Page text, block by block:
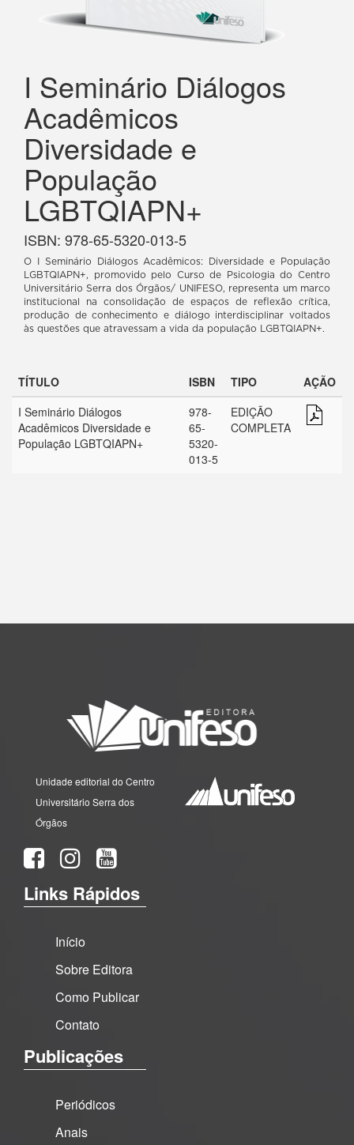
I Seminário Diálogos
Acadêmicos
Diversidade e
População
LGBTQIAPN+
ISBN: 978-65-5320-013-5
O I Seminário Diálogos Acadêmicos: Diversidade e População
LGBTQIAPN+, promovido pelo Curso de Psicologia do Centro
Universitário Serra dos Órgãos/ UNIFESO, representa um marco
institucional na consolidação de espaços de reflexão crítica,
produção de conhecimento e diálogo interdisciplinar voltados
às questões que atravessam a vida da população LGBTQIAPN+.
TÍTULO ISBN TIPO
AÇÃO
I Seminário Diálogos
Acadêmicos Diversidade e
População LGBTQIAPN+
978-
65-
5320-
013-5
EDIÇÃO
COMPLETA
Unidade editorial do Centro
Universitário Serra dos
Órgãos
Links Rápidos
Início
Sobre Editora
Como Publicar
Contato
Publicações
Periódicos
Anais